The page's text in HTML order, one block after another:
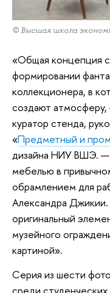
© Высшая школа
«Общая концепция
формировании
коллекционера, в
создают
куратор стенда,
«Предметный и
дизайна НИУ ВШЭ. —
мебелью в
обрамлением для
Александра
оригинальный
музейного
картиной».
Серия из шести
среди